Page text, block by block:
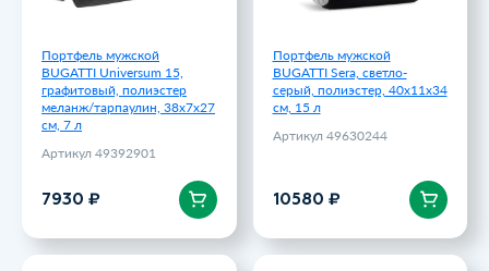
Портфель мужской
BUGATTI Universum 15,
графитовый, полиэстер
меланж/тарпаулин, 38х7х27
см, 7 л
Артикул 49392901
7930 ₽В корзину
Портфель мужской
BUGATTI Sera, светло-
серый, полиэстер, 40х11х34
см, 15 л
Артикул 49630244
10580 ₽В корзину